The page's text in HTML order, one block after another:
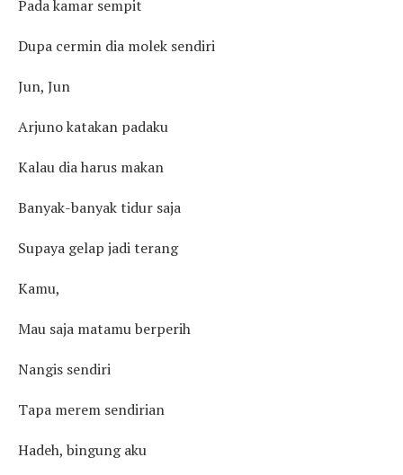
Pada kamar sempit
Dupa cermin dia molek sendiri
Jun, Jun
Arjuno katakan padaku
Kalau dia harus makan
Banyak-banyak tidur saja
Supaya gelap jadi terang
Kamu,
Mau saja matamu berperih
Nangis sendiri
Tapa merem sendirian
Hadeh, bingung aku